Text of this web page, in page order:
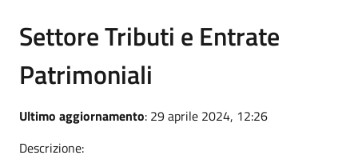
Settore Tributi e Entrate
Patrimoniali
Ultimo aggiornamento: 29 aprile 2024, 12:26
Descrizione: